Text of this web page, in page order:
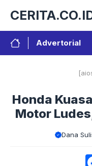
isi
Advertorial
Honda
Motor
Dana